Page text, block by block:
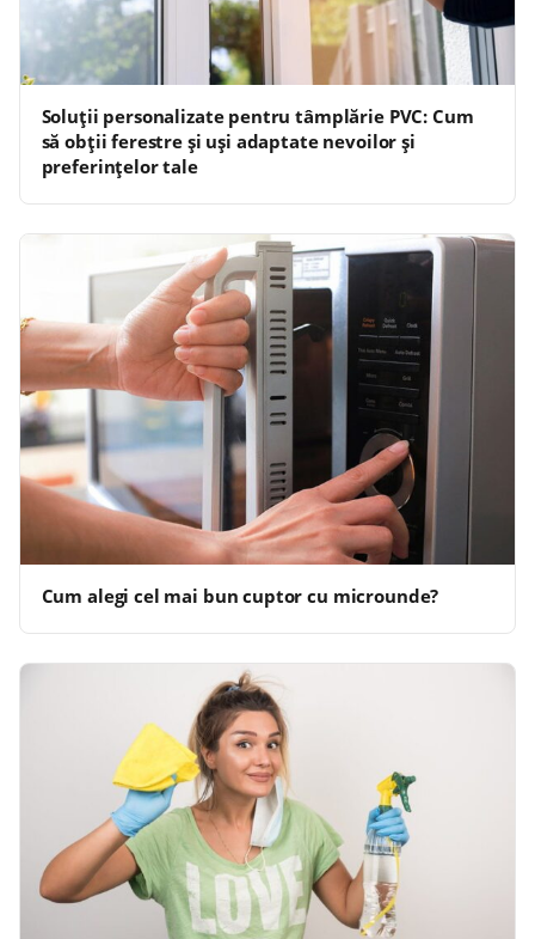
Soluții personalizate pentru tâmplărie PVC: Cum
să obții ferestre și uși adaptate nevoilor și
preferințelor tale
Cum alegi cel mai bun cuptor cu microunde?